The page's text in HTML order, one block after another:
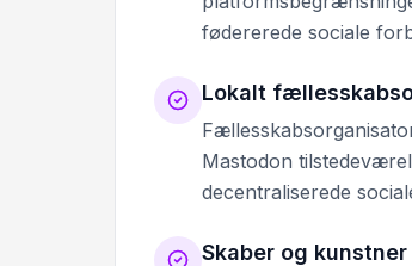
fødererede sociale
Lokalt
Mastodon
decentraliserede
Skaber og